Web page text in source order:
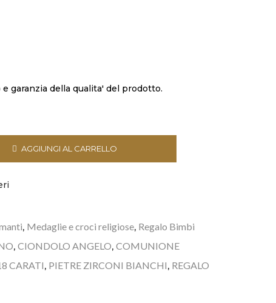
garanzia della qualita' del prodotto.
AGGIUNGI AL CARRELLO
, Medaglie e croci religiose, Regalo Bimbi
,CIONDOLO ANGELO,COMUNIONE
CARATI, PIETRE ZIRCONI BIANCHI, REGALO